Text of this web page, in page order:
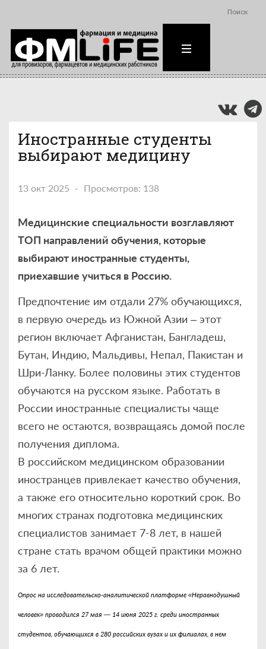
Поиск
Иностранные студенты
выбирают медицину
13 окт 2025 Просмотров: 138
Медицинские специальности возглавляют
ТОП направлений обучения, которые
выбирают иностранные студенты,
приехавшие учиться в Россию.
Предпочтение им отдали 27% обучающихся,
в первую очередь из Южной Азии – этот
регион включает Афганистан, Бангладеш,
Бутан, Индию, Мальдивы, Непал, Пакистан и
Шри-Ланку. Более половины этих студентов
обучаются на русском языке. Работать в
России иностранные специалисты чаще
всего не остаются, возвращаясь домой после
получения диплома.
В российском медицинском образовании
иностранцев привлекает качество обучения,
а также его относительно короткий срок. Во
многих странах подготовка медицинских
специалистов занимает 7-8 лет, в нашей
стране стать врачом общей практики можно
за 6 лет.
Опрос на исследовательско-аналитической платформе «Неравнодушный
человек» проводился 27 мая — 14 июня 2025 г. среди иностранных
студентов, обучающихся в 280 российских вузах и их филиалах, в нем